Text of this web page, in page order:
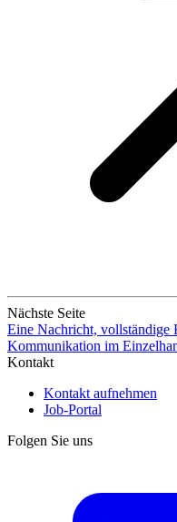
Nächste Seite
Eine Nachricht, vollständige
Kommunikation im
Kontakt
Kontakt aufnehmen
Job-Portal
Folgen Sie uns